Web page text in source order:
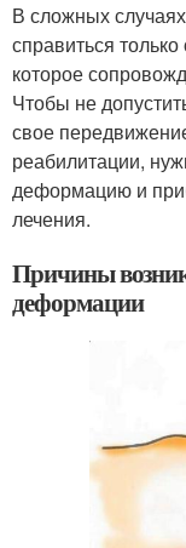
В сложных
справиться
которое
Чтобы не
свое
реабилитации,
деформацию и
лечения.
Причины
деформации